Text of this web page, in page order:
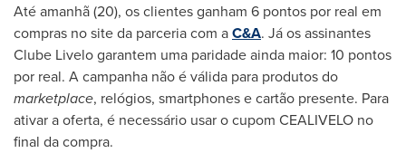
Até amanhã (20), os clientes ganham 6 pontos por real em
compras no site da parceria com aC&A. Já os assinantes
Clube Livelo garantem uma paridade ainda maior: 10 pontos
por real. A campanha não é válida para produtos do
marketplace, relógios, smartphones e cartão presente. Para
ativar a oferta, é necessário usar o cupom CEALIVELO no
final da compra.